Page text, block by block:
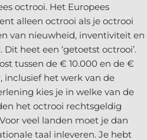
octrooi. Het Europees
alleen octrooi als je octrooi
van nieuwheid, inventiviteit en
heet een ‘getoetst octrooi’.
tussen de € 10.000 en de €
inclusief het werk van de
kies je in welke van de
het octrooi rechtsgeldig
veel landen moet je dan
taal inleveren. Je hebt